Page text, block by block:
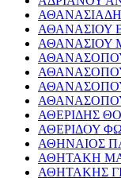
ΑΘΑΝΑΣΙΟΥ
ΑΘΑΝΑΣΙΟΥ
ΑΘΕΡΙΔΗΣ
ΑΘΕΡΙΔΟΥ
ΑΘΗΝΑΙΟΣ
ΑΘΗΤΑΚΗ
ΑΘΗΤΑΚΗΣ